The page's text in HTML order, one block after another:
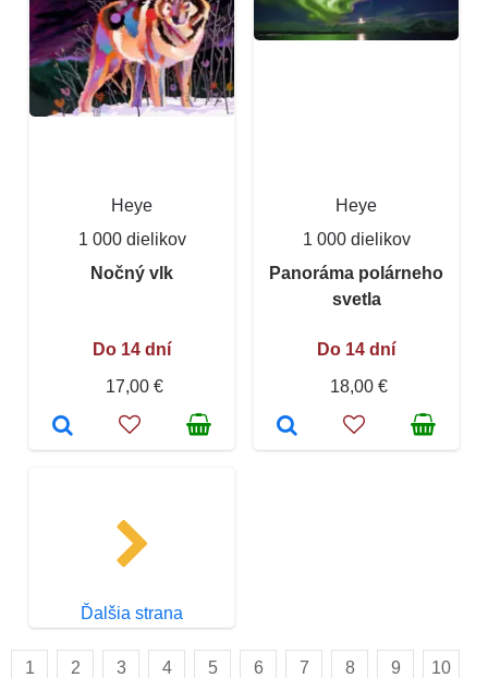
Heye
1 000 dielikov
Nočný vlk
Do 14 dní
17,00 €
Heye
1 000 dielikov
Panoráma polárneho
svetla
Do 14 dní
18,00 €
Ďalšia strana
1 2 3 4 5 6 7 8 9 10